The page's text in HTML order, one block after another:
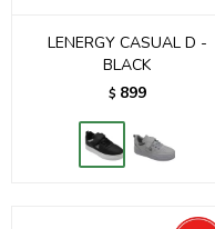
LENERGY CASUAL D -
BLACK
$ 899